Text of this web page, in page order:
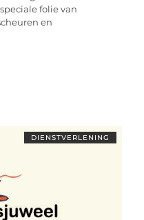
folie van
en
DIENSTVERLENING